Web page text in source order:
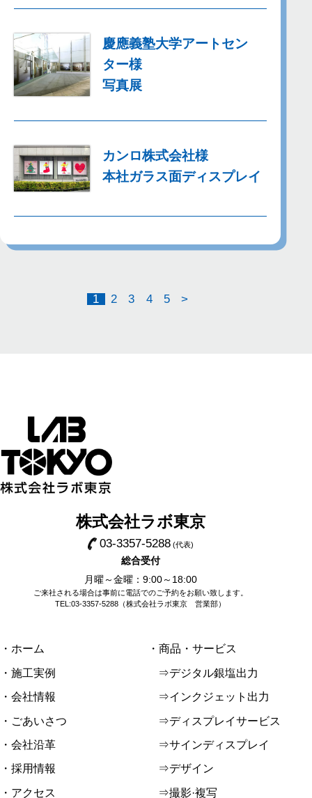
慶應義塾大学アートセン
ター様
写真展
カンロ株式会社様
本社ガラス面ディスプレイ
1 2 3 4 5 >
株式会社ラボ東京
03-3357-5288(代表)
総合受付
月曜～金曜：9:00～18:00
ご来社される場合は事前に電話でのご予約をお願い致します。
TEL:03-3357-5288（株式会社ラボ東京 営業部）
・ホーム
・施工実例
・会社情報
・ごあいさつ
・会社沿革
・採用情報
・アクセス
・商品・サービス
⇒デジタル銀塩出力
⇒インクジェット出力
⇒ディスプレイサービス
⇒サインディスプレイ
⇒デザイン
⇒撮影·複写